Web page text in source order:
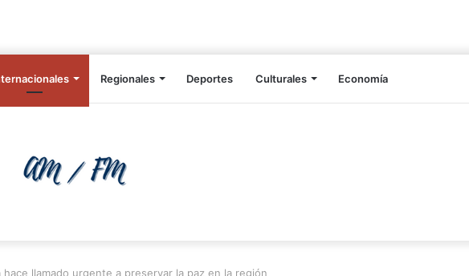
Regionales Deportes Culturales Economía
hace llamado urgente a preservar la paz en la región